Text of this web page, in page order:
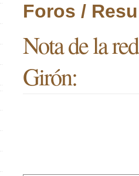
Foros /
Nota de la
Girón: